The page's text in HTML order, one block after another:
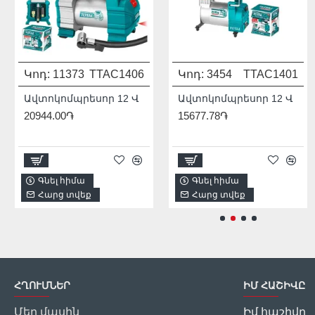
Կոդ: 11373 TTAC1406
Ավտոկոմպրեսոր 12 Վ
20944.00֏
Գնել հիմա
Հարց տվեք
Կոդ: 3454 TTAC1401
Ավտոկոմպրեսոր 12 Վ
15677.78֏
Գնել հիմա
Հարց տվեք
Մոդել: THDIS12222L
1/2
Գնել հիմա
Հարց տվեք
ՀՂՈՒՄՆԵՐ
Մեր մասին
ԻՄ ՀԱՇԻՎԸ
Իմ հաշիվը